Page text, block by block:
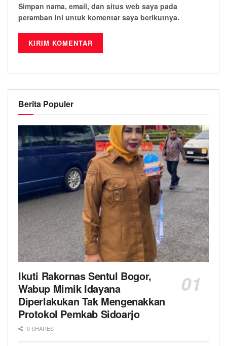
Simpan nama, email, dan situs web saya pada
peramban ini untuk komentar saya berikutnya.
Berita Populer
Ikuti Rakornas Sentul Bogor,
Wabup Mimik Idayana
Diperlakukan Tak Mengenakkan
Protokol Pemkab Sidoarjo
0 SHARES